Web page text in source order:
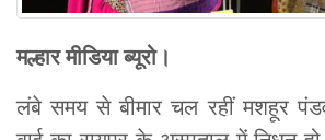
मल्हार मीडिया ब्यूरो।
लंबे समय से बीमार चल रहीं मशहूर